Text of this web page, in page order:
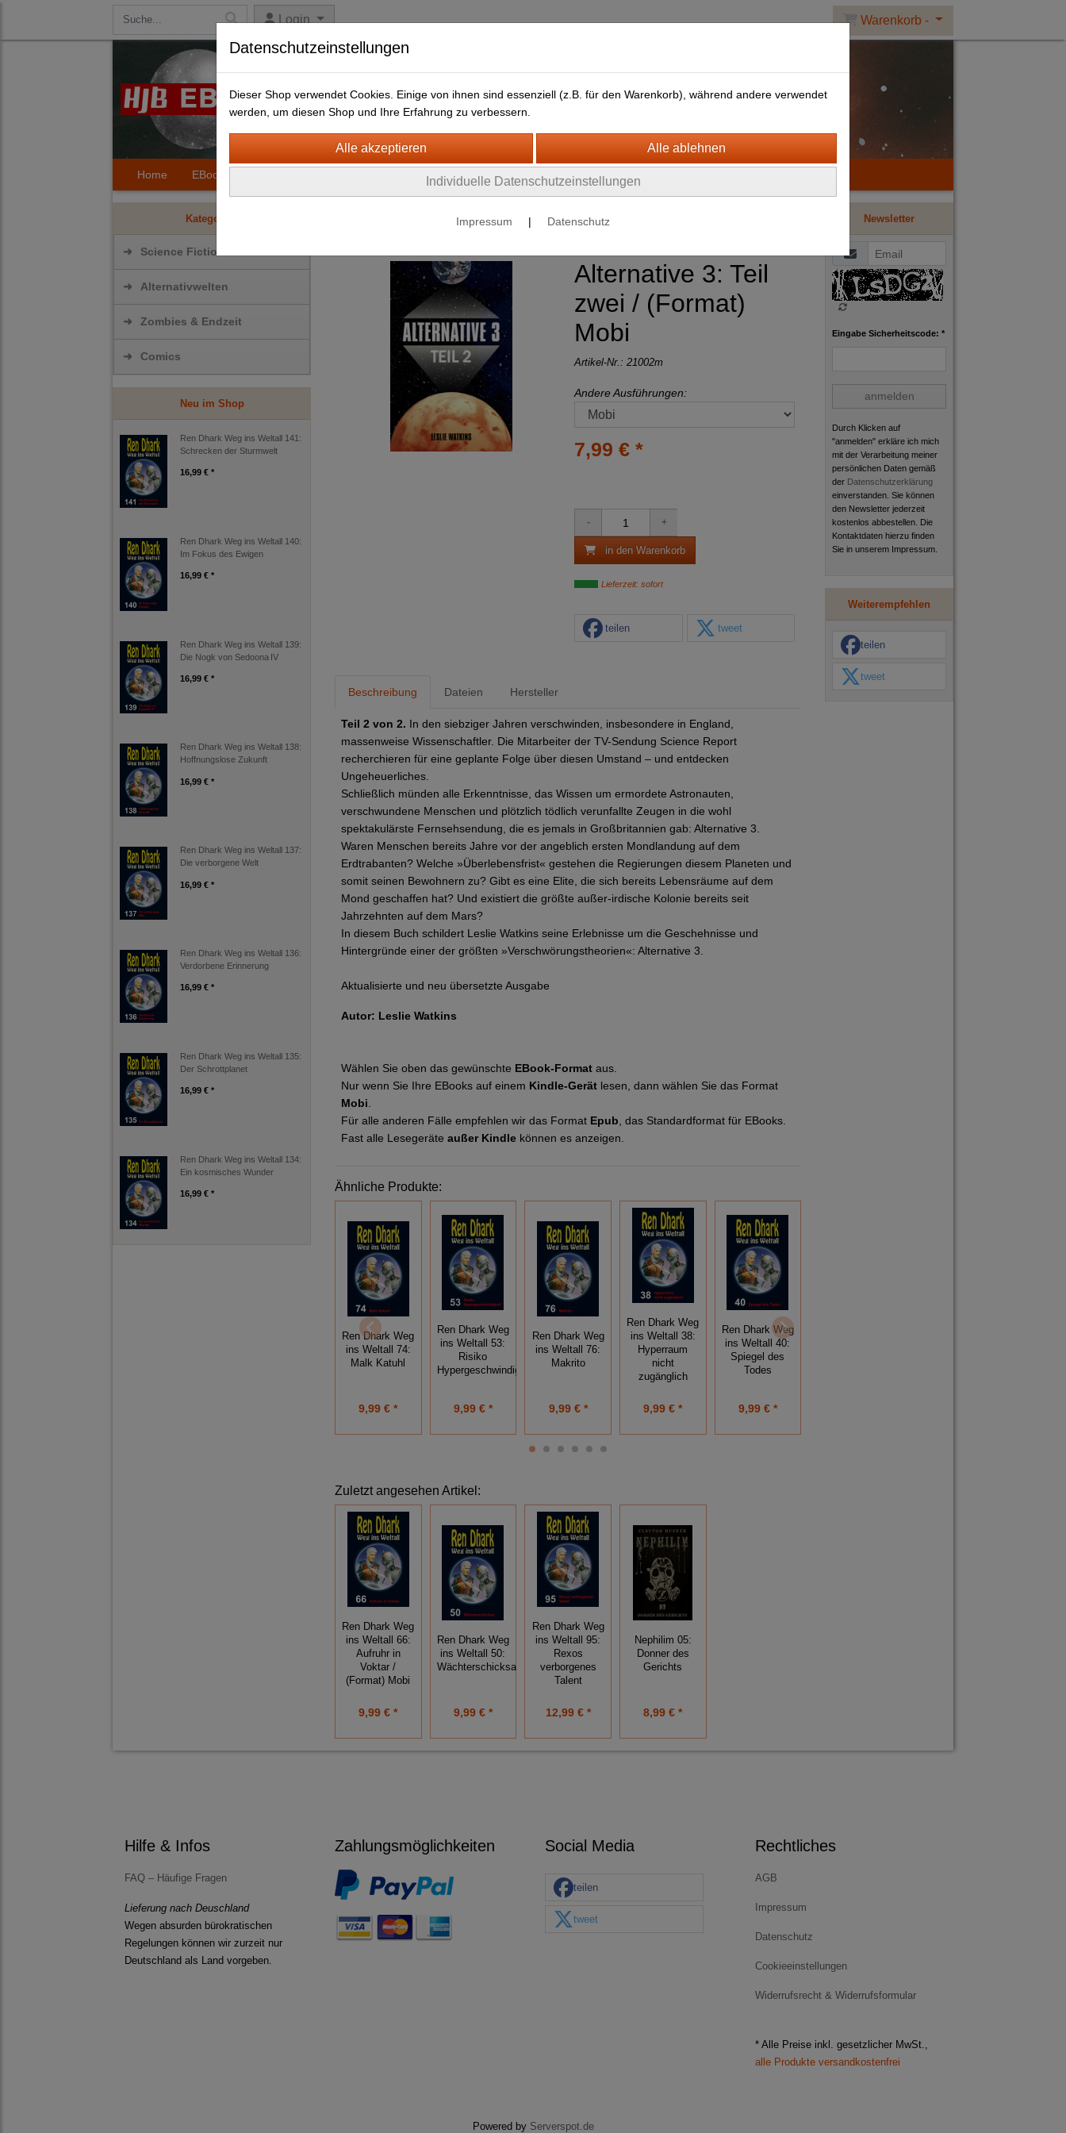
Login Warenkorb -
Home EBooks HJB Bücher Newsletter
Kategorien
➜ Science Fiction
➜ Alternativwelten
➜ Zombies & Endzeit
➜ Comics
Neu im Shop
Ren Dhark Weg ins Weltall 141:
Schrecken der Sturmwelt
16,99 € *
Ren Dhark Weg ins Weltall 140:
Im Fokus des Ewigen
16,99 € *
Ren Dhark Weg ins Weltall 139:
Die Nogk von Sedoona IV
16,99 € *
Ren Dhark Weg ins Weltall 138:
Hoffnungslose Zukunft
16,99 € *
Ren Dhark Weg ins Weltall 137:
Die verborgene Welt
16,99 € *
Ren Dhark Weg ins Weltall 136:
Verdorbene Erinnerung
16,99 € *
Ren Dhark Weg ins Weltall 135:
Der Schrottplanet
16,99 € *
Ren Dhark Weg ins Weltall 134:
Ein kosmisches Wunder
16,99 € *
Alternative 3: Teil
zwei / (Format)
Mobi
Artikel-Nr.:21002m
Andere Ausführungen:
7,99 € *
in den Warenkorb
Lieferzeit: sofort
teilen tweet
Beschreibung Dateien Hersteller
Teil 2 von 2. In den siebziger Jahren verschwinden, insbesondere in England,
massenweise Wissenschaftler. Die Mitarbeiter der TV-Sendung Science Report
recherchieren für eine geplante Folge über diesen Umstand – und entdecken
Ungeheuerliches.
Schließlich münden alle Erkenntnisse, das Wissen um ermordete Astronauten,
verschwundene Menschen und plötzlich tödlich verunfallte Zeugen in die wohl
spektakulärste Fernsehsendung, die es jemals in Großbritannien gab: Alternative 3.
Waren Menschen bereits Jahre vor der angeblich ersten Mondlandung auf dem
Erdtrabanten? Welche »Überlebensfrist« gestehen die Regierungen diesem Planeten und
somit seinen Bewohnern zu? Gibt es eine Elite, die sich bereits Lebensräume auf dem
Mond geschaffen hat? Und existiert die größte außer-irdische Kolonie bereits seit
Jahrzehnten auf dem Mars?
In diesem Buch schildert Leslie Watkins seine Erlebnisse um die Geschehnisse und
Hintergründe einer der größten »Verschwörungstheorien«: Alternative 3.
Aktualisierte und neu übersetzte Ausgabe
Autor: Leslie Watkins
Wählen Sie oben das gewünschte EBook-Format aus.
Nur wenn Sie Ihre EBooks auf einem Kindle-Gerät lesen, dann wählen Sie das Format
Mobi
Für alle anderen Fälle empfehlen wir das Format Epub , das Standardformat für EBooks.
Fast alle Lesegeräte außer Kindle können es anzeigen.
Ähnliche Produkte:
Ren Dhark Weg
ins Weltall 74:
Malk Katuhl
9,99 € *
Ren Dhark Weg
ins Weltall 53:
Risiko
Hypergeschwindigkeit
9,99 € *
Ren Dhark Weg
ins Weltall 76:
Makrito
9,99 € *
Ren Dhark Weg
ins Weltall 38:
Hyperraum
nicht
zugänglich
9,99 € *
Ren Dhark Weg
ins Weltall 40:
Spiegel des
Todes
9,99 € *
Zuletzt angesehen Artikel:
Ren Dhark Weg
ins Weltall 66:
Aufruhr in
Voktar /
(Format) Mobi
9,99 € *
Ren Dhark Weg
ins Weltall 50:
Wächterschicksal
9,99 € *
Ren Dhark Weg
ins Weltall 95:
Rexos
verborgenes
Talent
12,99 € *
Nephilim 05:
Donner des
Gerichts
8,99 € *
Newsletter
Eingabe Sicherheitscode: *
anmelden
Durch Klicken auf
"anmelden" erkläre ich mich
mit der Verarbeitung meiner
persönlichen Daten gemäß
der Datenschutzerklärung
einverstanden. Sie können
den Newsletter jederzeit
kostenlos abbestellen. Die
Kontaktdaten hierzu finden
Sie in unserem Impressum.
Weiterempfehlen
teilen
tweet
Hilfe & Infos
FAQ – Häufige Fragen
Lieferung nach Deuschland
Wegen absurden bürokratischen
Regelungen können wir zurzeit nur
Deutschland als Land vorgeben.
Zahlungsmöglichkeiten Social Media
teilen
tweet
Rechtliches
AGB
Impressum
Datenschutz
Cookieeinstellungen
Widerrufsrecht & Widerrufsformular
* Alle Preise inkl. gesetzlicher MwSt.,
alle Produkte versandkostenfrei
Powered by Serverspot.de
Datenschutzeinstellungen
Dieser Shop verwendet Cookies. Einige von ihnen sind essenziell (z.B. für den Warenkorb), während andere verwendet
werden, um diesen Shop und Ihre Erfahrung zu verbessern.
Individuelle Datenschutzeinstellungen
Impressum | Datenschutz